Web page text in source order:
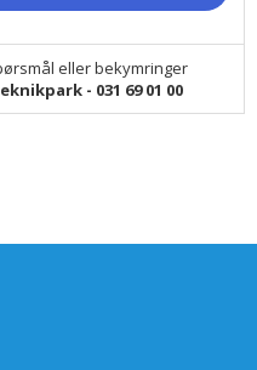
eller bekymringer
- 031 69 01 00